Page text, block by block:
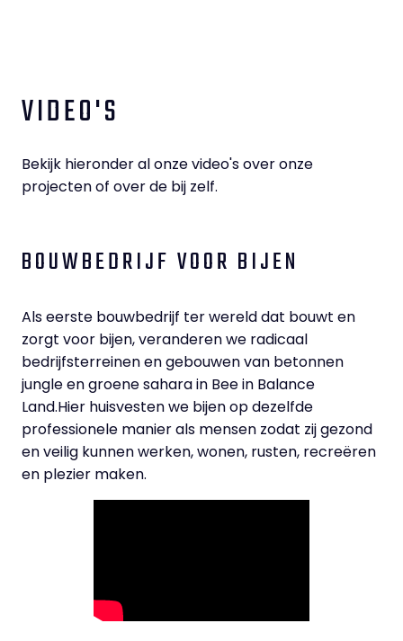
VIDEO'S
Bekijk hieronder al onze video's over onze
projecten of over de bij zelf.
BOUWBEDRIJF VOOR BIJEN
Als eerste bouwbedrijf ter wereld dat bouwt en
zorgt voor bijen, veranderen we radicaal
bedrijfsterreinen en gebouwen van betonnen
jungle en groene sahara in Bee in Balance
Land.Hier huisvesten we bijen op dezelfde
professionele manier als mensen zodat zij gezond
en veilig kunnen werken, wonen, rusten, recreëren
en plezier maken.